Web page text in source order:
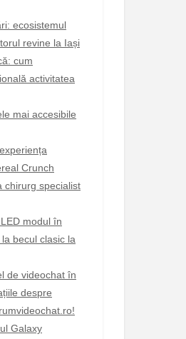
ecosistemul
revine la Iași
cum
activitatea
mai accesibile
Crunch
chirurg specialist
modul în
becul clasic la
de videochat în
despre
Galaxy